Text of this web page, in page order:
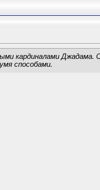
кардиналами
способами.